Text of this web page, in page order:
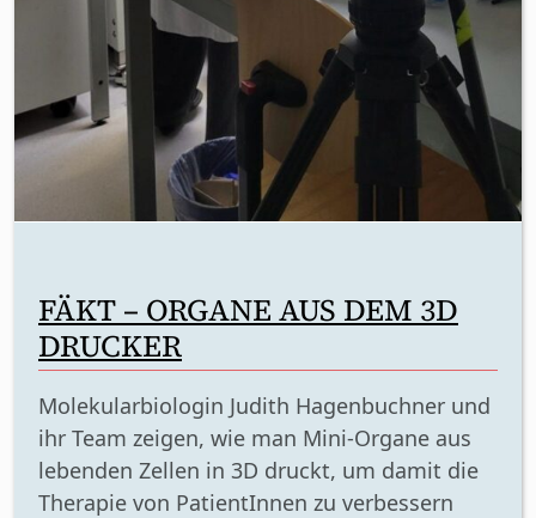
FÄKT – ORGANE AUS DEM 3D
DRUCKER
Molekularbiologin Judith Hagenbuchner und
ihr Team zeigen, wie man Mini-Organe aus
lebenden Zellen in 3D druckt, um damit die
Therapie von PatientInnen zu verbessern